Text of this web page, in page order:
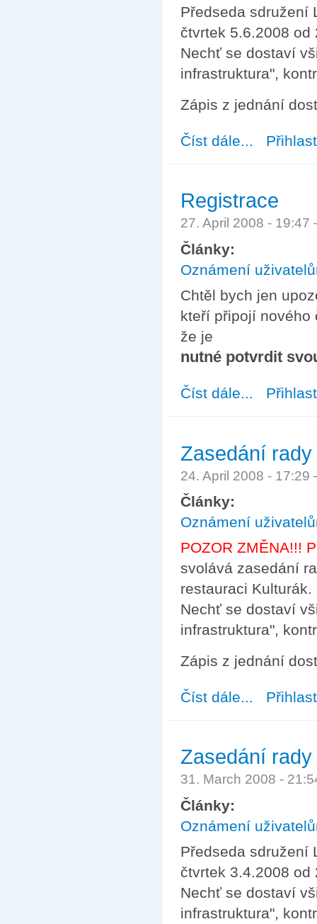
Předseda sdružení
čtvrtek 5.6.2008 od
Nechť se dostaví
infrastruktura",
Zápis z jednání
Číst dále... about
Registrace
27. April 2008 -
Články:
Oznámení
Chtěl bych jen
kteří připojí nového
že je
nutné potvrdit
Číst dále... about
Zasedání
24. April 2008 -
Články:
Oznámení
POZOR ZMĚNA!!!
svolává zasedání
restauraci Kulturák.
Nechť se dostaví
infrastruktura",
Zápis z jednání
Číst dále... about
Zasedání
31. March 2008 -
Články:
Oznámení
Předseda sdružení
čtvrtek 3.4.2008 od
Nechť se dostaví
infrastruktura",